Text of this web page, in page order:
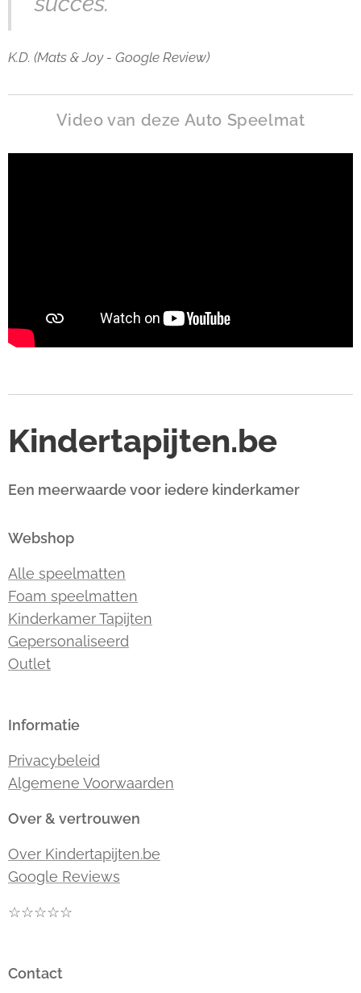
K.D. (Mats & Joy - Google Review)
Video van deze Auto Speelmat
Kindertapijten.be
Een meerwaarde voor iedere kinderkamer
Webshop
Alle speelmatten
Foam speelmatten
Kinderkamer Tapijten
Gepersonaliseerd
Outlet
Informatie
Privacybeleid
Algemene Voorwaarden
Over & vertrouwen
Over Kindertapijten.be
Google Reviews
☆☆☆☆☆
Contact